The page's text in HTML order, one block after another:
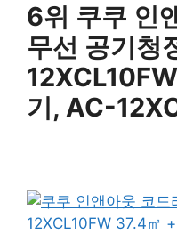
6위 쿠쿠 인
무선 공기청
기, AC-